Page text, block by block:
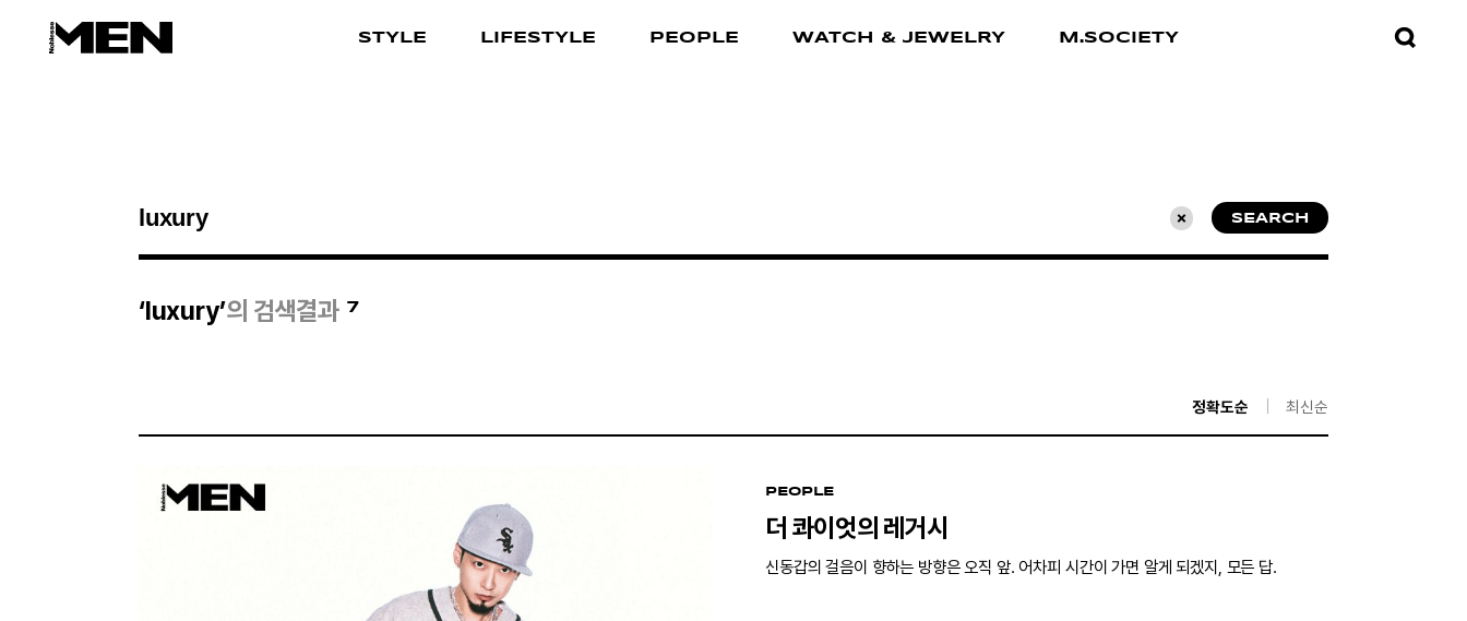
STYLE LIFESTYLE PEOPLE WATCH & JEWELRY M.SOCIETY
검색결과
초기화 SEARCH
‘luxury’의 검색결과 7
정확도순 최신순
PEOPLE
더 콰이엇의 레거시
신동갑의 걸음이 향하는 방향은 오직 앞. 어차피 시간이 가면 알게 되겠지, 모든 답.